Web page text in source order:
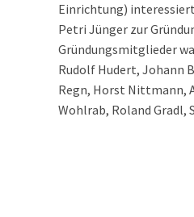
Einrichtung)
Petri Jünger zur
Gründungsmitglieder
Rudolf Hudert, Johann
Regn, Horst Nittmann,
Wohlrab, Roland Gradl,